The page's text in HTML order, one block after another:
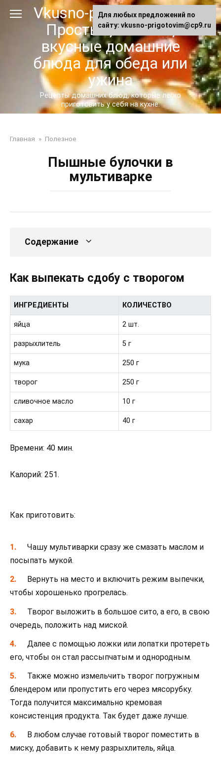
Vkusno-prigotovim.ru -
Простые, сытные,
вкусные домашние
блюда для обеда или
ужина
Рецепты домашних блюд, которые легко
приготовить у себя на кухне.
Главная » Полезное
Пышные булочки в
мультиварке
Содержание
Как выпекать сдобу с творогом
ИНГРЕДИЕНТЫ КОЛИЧЕСТВО
яйца 2 шт.
разрыхлитель 5 г
мука 250 г
творог 250 г
сливочное масло 10 г
сахар 40 г
Времени: 40 мин.
Калорий: 251.
Как приготовить:
Чашу мультиварки сразу же смазать маслом и
посыпать мукой.
Вернуть на место и включить режим выпечки,
чтобы хорошенько прогрелась.
Творог выложить в большое сито, а его, в свою
очередь, положить над миской.
Далее с помощью ложки или лопатки протереть
его, чтобы он стал рассыпчатым и однородным.
Также можно измельчить творог погружным
блендером или пропустить его через мясорубку.
Тогда получится максимально кремовая
консистенция продукта. Так будет даже лучше.
В любом случае готовый творог поместить в
миску, добавить к нему разрыхлитель, яйца.
Для любых предложений по
сайту: vkusno-prigotovim@cp9.ru